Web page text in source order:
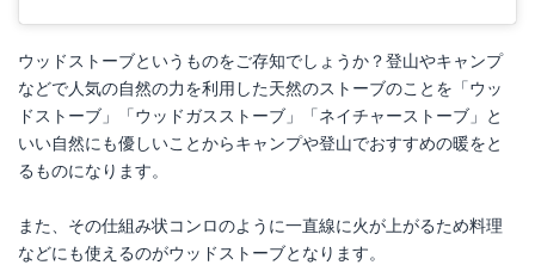
ウッドストーブというものをご存知でしょうか？登山やキャンプ
などで人気の自然の力を利用した天然のストーブのことを「ウッ
ドストーブ」「ウッドガスストーブ」「ネイチャーストーブ」と
いい自然にも優しいことからキャンプや登山でおすすめの暖をと
るものになります。
また、その仕組み状コンロのように一直線に火が上がるため料理
などにも使えるのがウッドストーブとなります。